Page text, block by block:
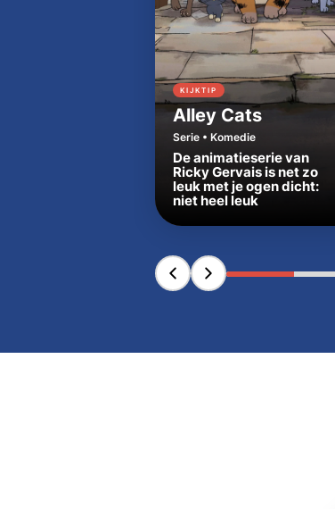
KIJKTIP
Alley Cats
Serie • Komedie
De animatieserie van
Ricky Gervais is net zo
leuk met je ogen dicht:
niet heel leuk